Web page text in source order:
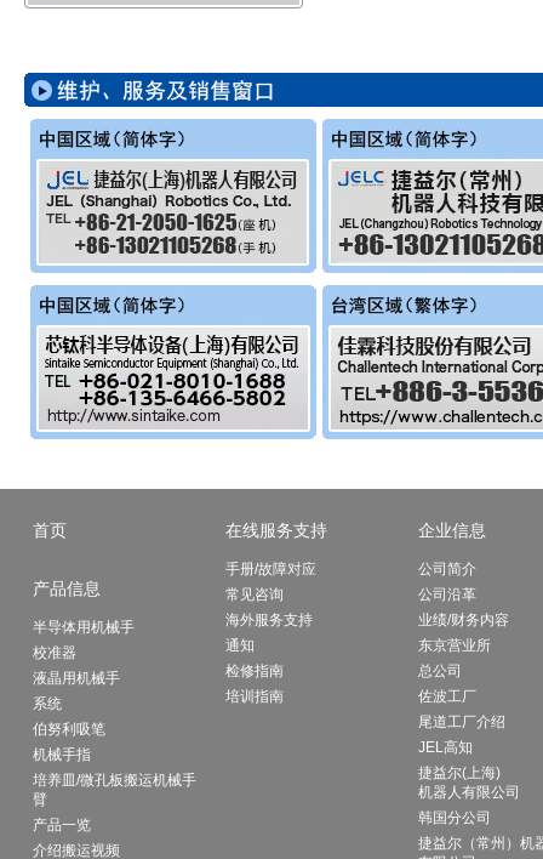
首页
产品信息
半导体用机械手
校准器
液晶用机械手
系统
伯努利吸笔
机械手指
培养皿/微孔板搬运机械手
臂
产品一览
介绍搬运视频
在线服务支持
手册/故障对应
常见咨询
海外服务支持
通知
检修指南
培训指南
企业信息
公司简介
公司沿革
业绩/财务内容
东京营业所
总公司
佐波工厂
尾道工厂介绍
JEL高知
捷益尔(上海)
机器人有限公司
韩国分公司
捷益尔（常州）机